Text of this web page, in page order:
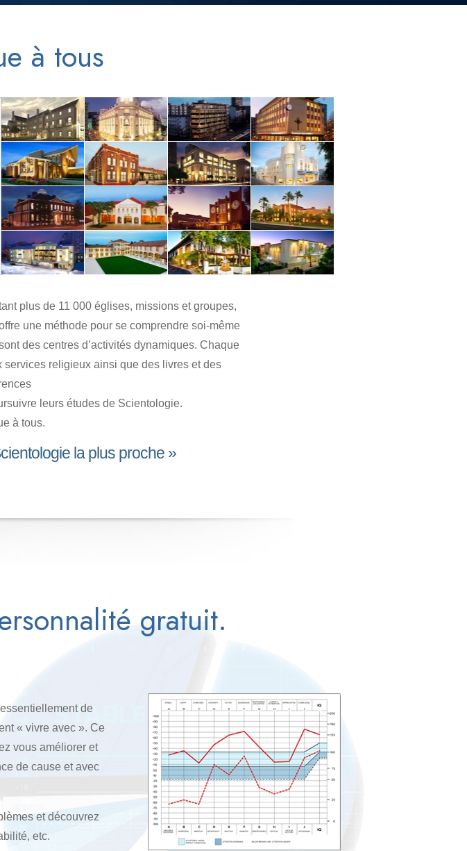
à tous
plus de 11 000 églises, missions et groupes,
une méthode pour se comprendre soi-même
des centres d’activités dynamiques. Chaque
religieux ainsi que des livres et des
leurs études de Scientologie.
à tous.
la plus proche »
gratuit.
de
« vivre avec ». Ce
vous améliorer et
de cause et avec
et découvrez
etc.